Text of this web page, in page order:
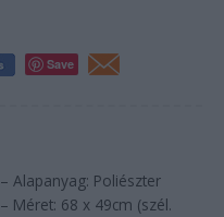
Save
– Alapanyag: Poliészter
– Méret: 68 x 49cm (szél.